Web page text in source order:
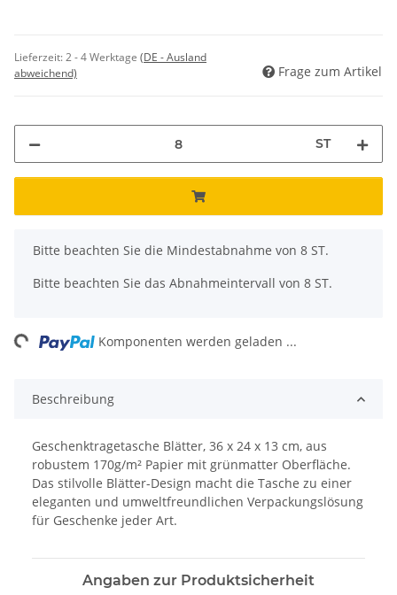
Lieferzeit:2 - 4 Werktage (DE - Ausland
abweichend)
Frage zum Artikel
ST
x
Bitte beachten Sie die Mindestabnahme von 8 ST.
Bitte beachten Sie das Abnahmeintervall von 8 ST.
Komponenten werden geladen ...
Beschreibung
Geschenktragetasche Blätter, 36 x 24 x 13 cm, aus
robustem 170g/m² Papier mit grünmatter Oberfläche.
Das stilvolle Blätter-Design macht die Tasche zu einer
eleganten und umweltfreundlichen Verpackungslösung
für Geschenke jeder Art.
Angaben zur Produktsicherheit